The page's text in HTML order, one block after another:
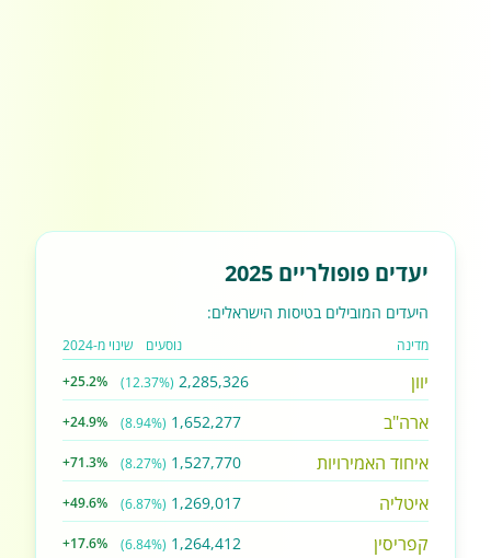
יעדים פופולריים 2025
היעדים המובילים בטיסות הישראלים:
מדינה נוסעים שינוי מ-2024
יוון 2,285,326
(12.37%)
+25.2%
ארה"ב 1,652,277
(8.94%)
+24.9%
איחוד האמירויות 1,527,770
(8.27%)
+71.3%
איטליה 1,269,017
(6.87%)
+49.6%
קפריסין 1,264,412
(6.84%)
+17.6%